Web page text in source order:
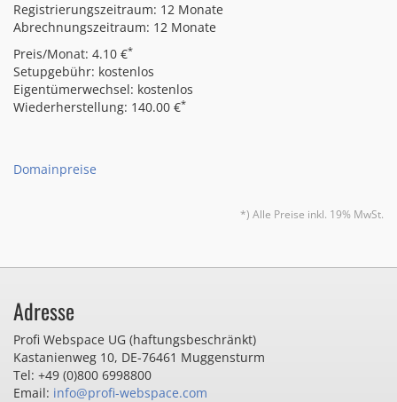
Registrierungszeitraum: 12 Monate
Abrechnungszeitraum: 12 Monate
Preis/Monat: 4.10 €*
Setupgebühr: kostenlos
Eigentümerwechsel: kostenlos
Wiederherstellung: 140.00 €*
Domainpreise
*) Alle Preise inkl. 19% MwSt.
Adresse
Profi Webspace UG (haftungsbeschränkt)
Kastanienweg 10, DE-76461 Muggensturm
Tel: +49 (0)800 6998800
Email: info@profi-webspace.com